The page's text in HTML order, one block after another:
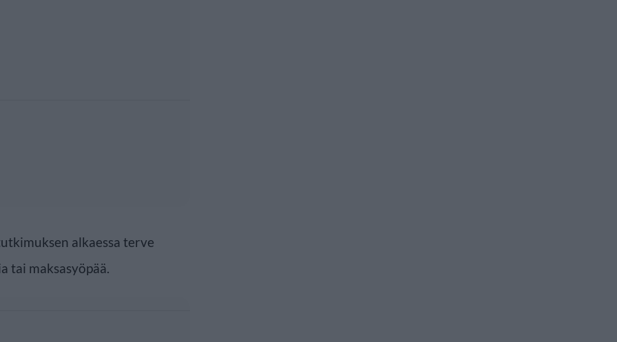
alkaessa terve
tai maksasyöpää.